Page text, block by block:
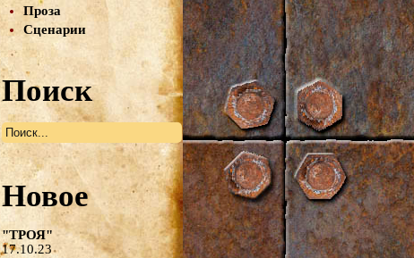
Проза
Сценарии
Поиск
Новое
"ТРОЯ"
17.10.23